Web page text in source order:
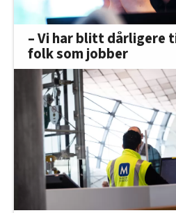
– Vi har blitt dårligere
folk som jobber